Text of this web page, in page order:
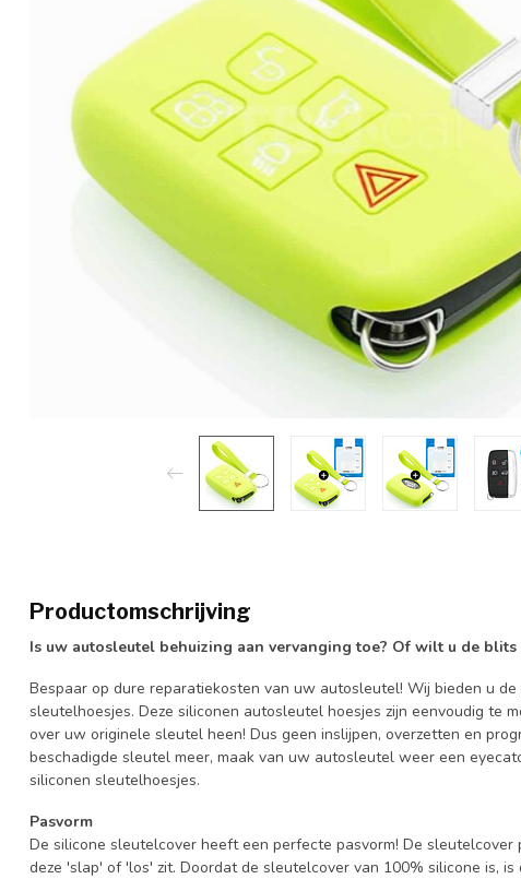
Productomschrijving
Is uw autosleutel behuizing aan vervanging toe? Of wilt u de
Bespaar op dure reparatiekosten van uw autosleutel! Wij bieden u
sleutelhoesjes. Deze siliconen autosleutel hoesjes zijn eenvoudig te
over uw originele sleutel heen! Dus geen inslijpen, overzetten en
beschadigde sleutel meer, maak van uw autosleutel weer een
siliconen sleutelhoesjes.
Pasvorm
De silicone sleutelcover heeft een perfecte pasvorm! De
deze 'slap' of 'los' zit. Doordat de sleutelcover van 100% silicone is,